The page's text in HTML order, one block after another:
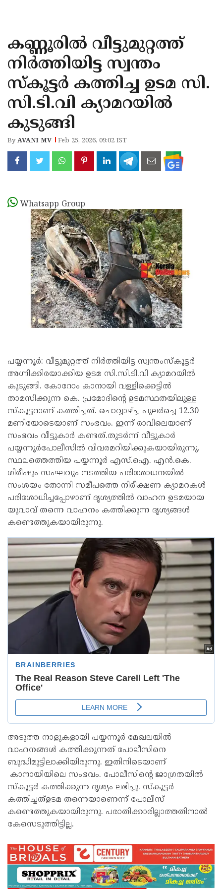
KANNUR
KASARAGOD
കണ്ണൂരിൽ വീട്ടുമുറ്റത്ത്
നിർത്തിയിട്ട സ്വന്തം
സ്കൂട്ടർ കത്തിച്ച ഉടമ സി.
സി.ടി.വി ക്യാമറയിൽ
കുടുങ്ങി
ByAVANI MV Feb 25, 2026, 09:02 IST
Whatsapp Group
പയ്യന്നൂർ: വീട്ടുമുറ്റത്ത് നിർത്തിയിട്ട സ്വന്തംസ്കൂട്ടർ
അഗ്നിക്കിരയാക്കിയ ഉടമ സി.സി.ടി.വി ക്യാമറയിൽ
കുടുങ്ങി. കോറോം കാനായി വള്ളിക്കെട്ടിൽ
താമസിക്കുന്ന കെ. പ്രമോദിൻ്റെ ഉടമസ്ഥതയിലുള്ള
സ്കൂട്ടറാണ് കത്തിച്ചത്. ചൊവ്വാഴ്ച്ച പുലർച്ചെ 12.30
മണിയോടെയാണ് സംഭവം. ഇന്ന് രാവിലെയാണ്
സംഭവം വീട്ടുകാർ കണ്ടത്.തുടർന്ന് വീട്ടുകാർ
പയ്യന്നൂർപോലീസിൽ വിവരമറിയിക്കുകയായിരുന്നു.
സ്ഥലത്തെത്തിയ പയ്യന്നൂർ എസ്.ഐ. എൻ.കെ.
ഗിരീഷും സംഘവും നടത്തിയ പരിശോധനയിൽ
സംശയം തോന്നി സമീപത്തെ നിരീക്ഷണ ക്യാമറകൾ
പരിശോധിച്ചപ്പോഴാണ് ദൃശ്യത്തിൽ വാഹന ഉടമയായ
യുവാവ് തന്നെ വാഹനം കത്തിക്കുന്ന ദൃശ്യങ്ങൾ
കണ്ടെത്തുകയായിരുന്നു.
അടുത്ത നാളുകളായി പയ്യന്നൂർ മേഖലയിൽ
വാഹനങ്ങൾ കത്തിക്കുന്നത് പോലീസിനെ
ബുദ്ധിമുട്ടിലാക്കിയിരുന്നു. ഇതിനിടെയാണ്
കാനായിയിലെ സംഭവം. പോലീസിൻ്റെ ജാഗ്രതയിൽ
സ്കൂട്ടർ കത്തിക്കുന്ന ദൃശ്യം ലഭിച്ചു. സ്കൂട്ടർ
കത്തിച്ചത്ഉടമ തന്നെയാണെന്ന് പോലീസ്
കണ്ടെത്തുകയായിരുന്നു. പരാതിക്കാരില്ലാത്തതിനാൽ
കേസെടുത്തിട്ടില്ല.